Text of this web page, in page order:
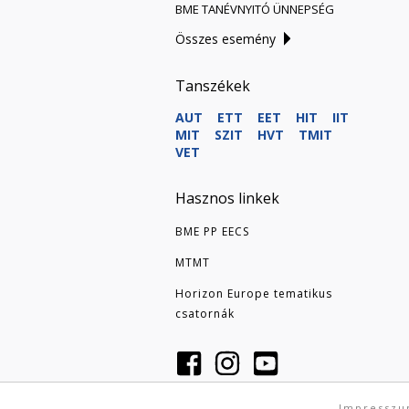
BME TANÉVNYITÓ ÜNNEPSÉG
Összes esemény
Tanszékek
AUT ETT EET HIT
IIT
MIT
SZIT HVT
TMIT
VET
Hasznos linkek
BME PP EECS
MTMT
Horizon Europe tematikus
csatornák